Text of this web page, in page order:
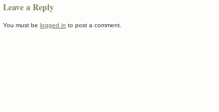
Leave a Reply
You must be logged in to post a comment.